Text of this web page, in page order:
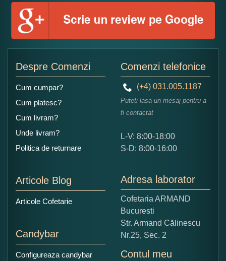
Numele dumneavoastra:
Ce nota acordati acestui produs?
5
Copiati alaturi numarul din imagine:
Despre Comenzi
Cum cumpar?
Cum platesc?
Cum livram?
Unde livram?
Politica de returnare
Articole Blog
Articole Cofetarie
Candybar
Configureaza candybar
Comenzi telefonice
(+4) 031.005.1187
Puteti lasa un mesaj pentru a
fi contactat
L-V: 8:00-18:00
S-D: 8:00-16:00
Adresa laborator
Cofetaria ARMAND
Bucuresti
Str. Armand Călinescu
Nr.25, Sec. 2
Contul meu